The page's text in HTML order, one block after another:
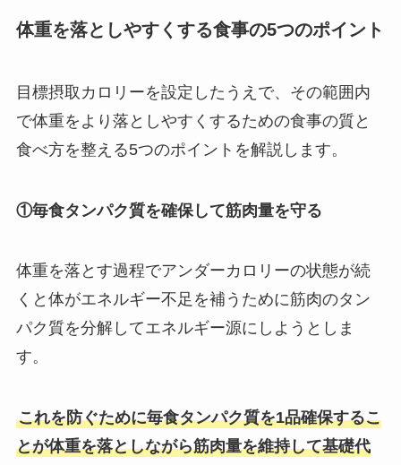
体重を落としやすくする食事の5つのポイント
目標摂取カロリーを設定したうえで、その範囲内
で体重をより落としやすくするための食事の質と
食べ方を整える5つのポイントを解説します。
①毎食タンパク質を確保して筋肉量を守る
体重を落とす過程でアンダーカロリーの状態が続
くと体がエネルギー不足を補うために筋肉のタン
パク質を分解してエネルギー源にしようとしま
す。
これを防ぐために毎食タンパク質を1品確保するこ
とが体重を落としながら筋肉量を維持して基礎代